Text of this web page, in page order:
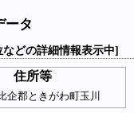
ータ
どの詳細情報表示中]
住所等
企郡ときがわ町玉川